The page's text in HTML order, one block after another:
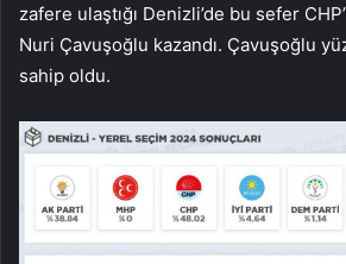
zafere ulaştığı Denizli’de bu sefer
Nuri Çavuşoğlu kazandı. Çavuşoğlu
sahip oldu.